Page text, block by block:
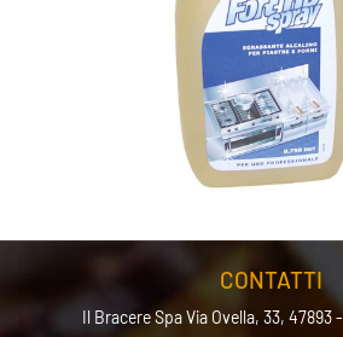
CONTATTI
Il Bracere SpaVia Ovella, 33, 47893